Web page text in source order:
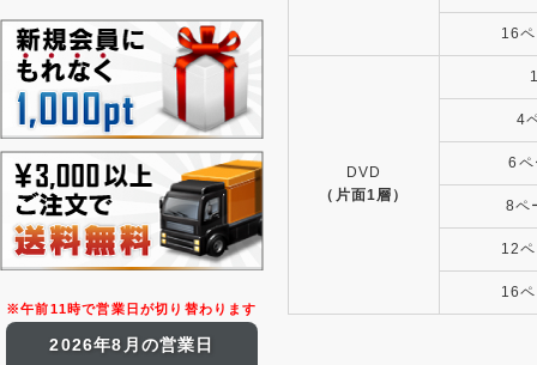
※午前11時で営業日が切り替わります
2026年8月の営業日
16
DVD
（片面1層）
4
6ペ
8ペ
12
16